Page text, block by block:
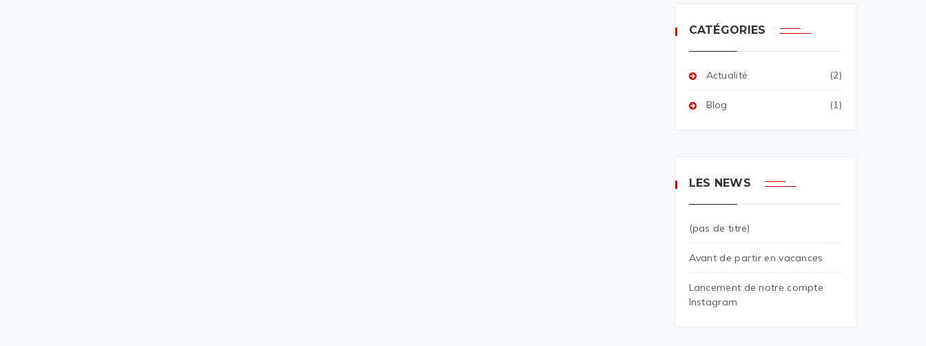
CATÉGORIES
Actualité (2)
Blog (1)
LES NEWS
(pas de titre)
Avant de partir en vacances
Lancement de notre compte
Instagram